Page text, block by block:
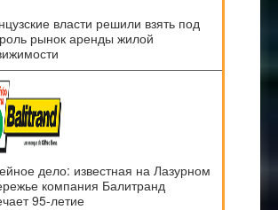
власти решили взять под
рынок аренды жилой
дело: известная на Лазурном
компания Балитранд
95-летие